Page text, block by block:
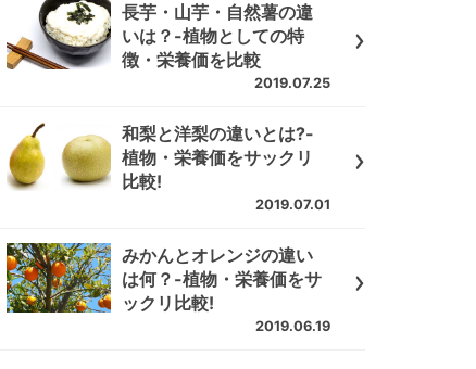
長芋・山芋・自然薯の違
いは？-植物としての特
徴・栄養価を比較
2019.07.25
和梨と洋梨の違いとは?-
植物・栄養価をサックリ
比較!
2019.07.01
みかんとオレンジの違い
は何？-植物・栄養価をサ
ックリ比較!
2019.06.19